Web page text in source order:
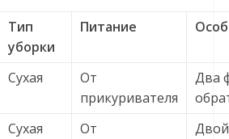
Тип
уборки
Питание
Сухая
От
прикуривателя
Два
Сухая
От